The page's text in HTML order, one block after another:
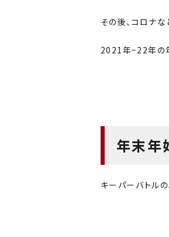
その後、コロナ
2021年−22年の
年末年
キーパーバトル